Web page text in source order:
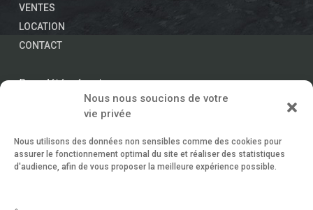
Nous nous soucions de votre
vie privée
Nous utilisons des données non sensibles comme des cookies pour
assurer le fonctionnement optimal du site et réaliser des statistiques
d'audience, afin de vous proposer la meilleure expérience possible.
VENTES
LOCATION
CONTACT
Propriétés récentes
OFF MARKET – Propriété d’exce...
Vente Terrains Face à la Baie de